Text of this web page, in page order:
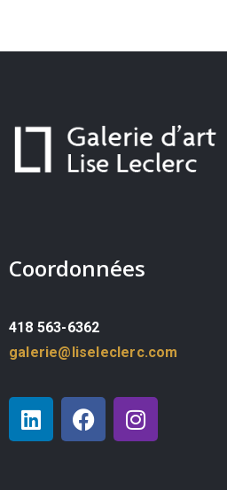
Coordonnées
418 563-6362
galerie@liseleclerc.com